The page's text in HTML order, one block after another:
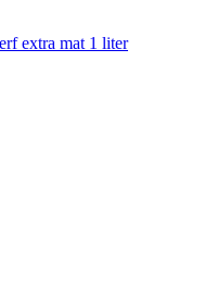
extra mat 1 liter